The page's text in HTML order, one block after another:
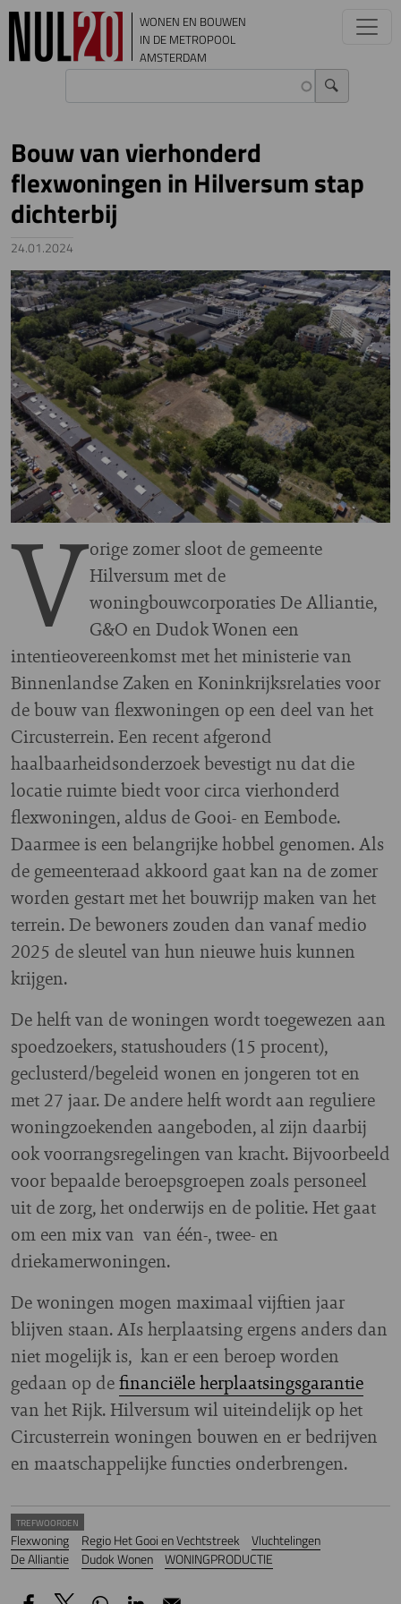
Overslaan en naar de inhoud gaan
WONEN EN BOUWEN
IN DE METROPOOL
AMSTERDAM
Bouw van vierhonderd
flexwoningen in Hilversum stap
dichterbij
24.01.2024
Image
Vorige zomer sloot de gemeente
Hilversum met de
woningbouwcorporaties De Alliantie,
G&O en Dudok Wonen een
intentieovereenkomst met het ministerie van
Binnenlandse Zaken en Koninkrijksrelaties voor
de bouw van flexwoningen op een deel van het
Circusterrein. Een recent afgerond
haalbaarheidsonderzoek bevestigt nu dat die
locatie ruimte biedt voor circa vierhonderd
flexwoningen, aldus de Gooi- en Eembode.
Daarmee is een belangrijke hobbel genomen. Als
de gemeenteraad akkoord gaat kan na de zomer
worden gestart met het bouwrijp maken van het
terrein. De bewoners zouden dan vanaf medio
2025 de sleutel van hun nieuwe huis kunnen
krijgen.
De helft van de woningen wordt toegewezen aan
spoedzoekers, statushouders (15 procent),
geclusterd/begeleid wonen en jongeren tot en
met 27 jaar. De andere helft wordt aan reguliere
woningzoekenden aangeboden, al zijn daarbij
ook voorrangsregelingen van kracht. Bijvoorbeeld
voor bepaalde beroepsgroepen zoals personeel
uit de zorg, het onderwijs en de politie. Het gaat
om een mix van van één-, twee- en
driekamerwoningen.
De woningen mogen maximaal vijftien jaar
blijven staan. AIs herplaatsing ergens anders dan
niet mogelijk is, kan er een beroep worden
gedaan op definanciële herplaatsingsgarantie
van het Rijk. Hilversum wil uiteindelijk op het
Circusterrein woningen bouwen en er bedrijven
en maatschappelijke functies onderbrengen.
TREFWOORDEN
Flexwoning Regio Het Gooi en Vechtstreek
Vluchtelingen
De Alliantie
Dudok Wonen WONINGPRODUCTIE